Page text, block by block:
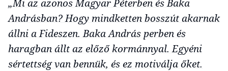
Andrásban? Hogy mindketten bosszút akarnak
állni a Fideszen. Baka András perben és
haragban állt az előző kormánnyal. Egyéni
sértettség van bennük, és ez motiválja őket.